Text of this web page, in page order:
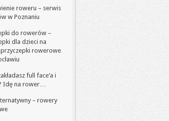
roweru – serwis
w Poznaniu
do rowerów –
dla dzieci na
rowerowe
full face’a i
Idę na rower…
– rowery